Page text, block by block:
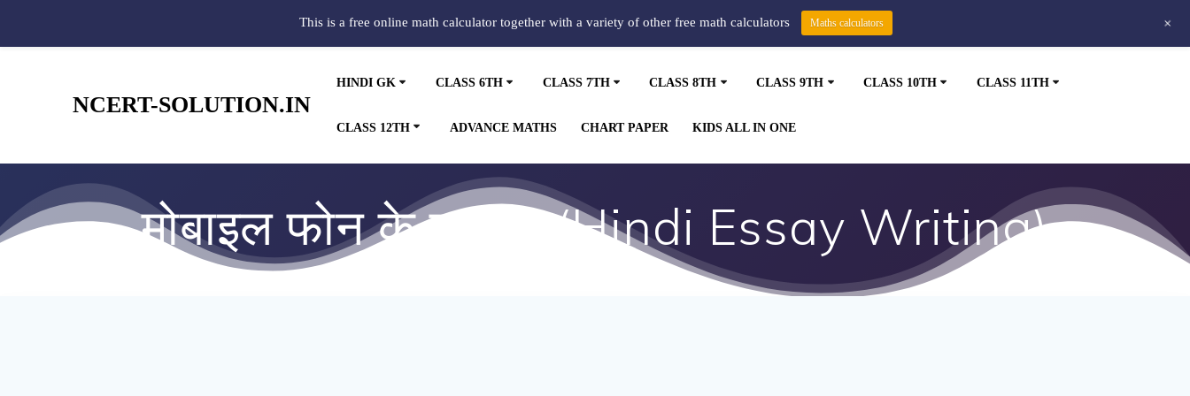
NCERT-SOLUTION.IN
HINDI GK CLASS 6TH CLASS 7TH CLASS 8TH CLASS 9TH CLASS 10TH CLASS 11TH
CLASS 12TH ADVANCE MATHS CHART PAPER KIDS ALL IN ONE
मोबाइल फोन के प्रभाव (Hindi Essay Writing)
This is a free online math calculator together with a variety of other free math calculators Maths calculators +